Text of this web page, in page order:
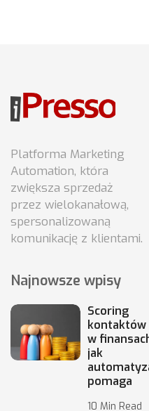
Platforma Marketing
Automation, która
zwiększa sprzedaż
przez wielokanałową,
spersonalizowaną
komunikację z klientami.
Najnowsze wpisy
Scoring
kontaktów
w
jak
pomaga
10 Min Read